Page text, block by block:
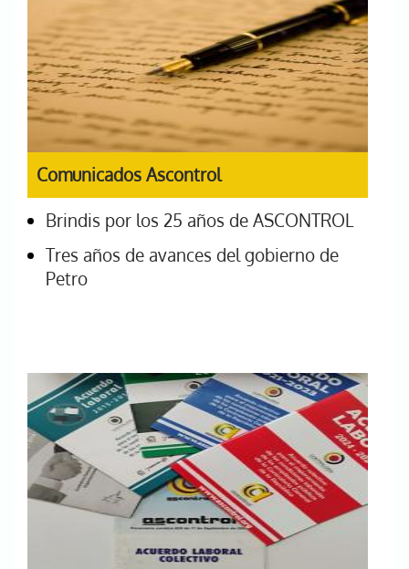
Comunicados Ascontrol
Brindis por los 25 años de ASCONTROL
Tres años de avances del gobierno de
Petro